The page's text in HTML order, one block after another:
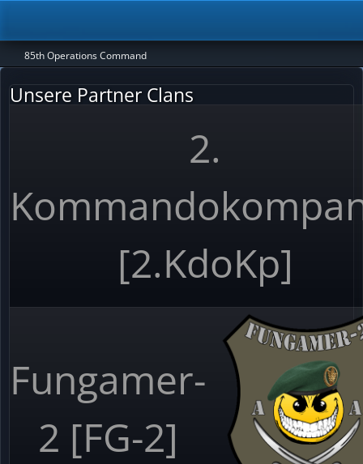
85th Operations Command
Unsere Partner Clans
2.
[2.KdoKp]
Fungamer-
2 [FG-2]